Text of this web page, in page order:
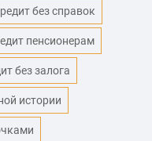
без справок
пенсионерам
без залога
истории